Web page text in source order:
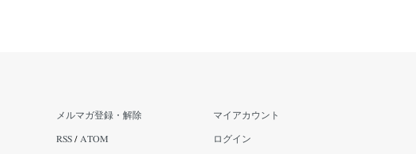
メルマガ登録・解除
RSS / ATOM
マイアカウント
ログイン